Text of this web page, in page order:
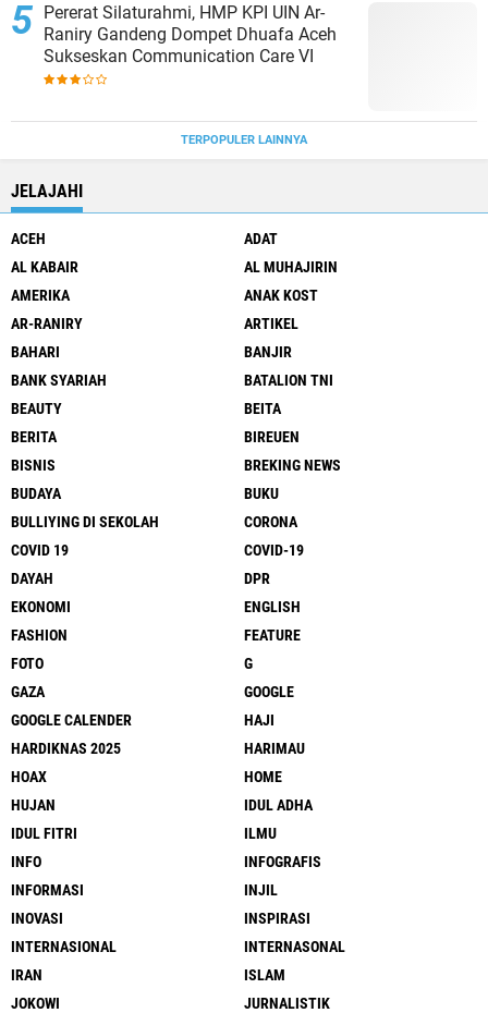
Pererat Silaturahmi, HMP KPI UIN Ar-
Raniry Gandeng Dompet Dhuafa Aceh
Sukseskan Communication Care VI
TERPOPULER LAINNYA
JELAJAHI
ACEH
ADAT
AL KABAIR
AL MUHAJIRIN
AMERIKA
ANAK KOST
AR-RANIRY
ARTIKEL
BAHARI
BANJIR
BANK SYARIAH
BATALION TNI
BEAUTY
BEITA
BERITA
BIREUEN
BISNIS
BREKING NEWS
BUDAYA
BUKU
BULLIYING DI SEKOLAH
CORONA
COVID 19
COVID-19
DAYAH
DPR
EKONOMI
ENGLISH
FASHION
FEATURE
FOTO
G
GAZA
GOOGLE
GOOGLE CALENDER
HAJI
HARDIKNAS 2025
HARIMAU
HOAX
HOME
HUJAN
IDUL ADHA
IDUL FITRI
ILMU
INFO
INFOGRAFIS
INFORMASI
INJIL
INOVASI
INSPIRASI
INTERNASIONAL
INTERNASONAL
IRAN
ISLAM
JOKOWI
JURNALISTIK